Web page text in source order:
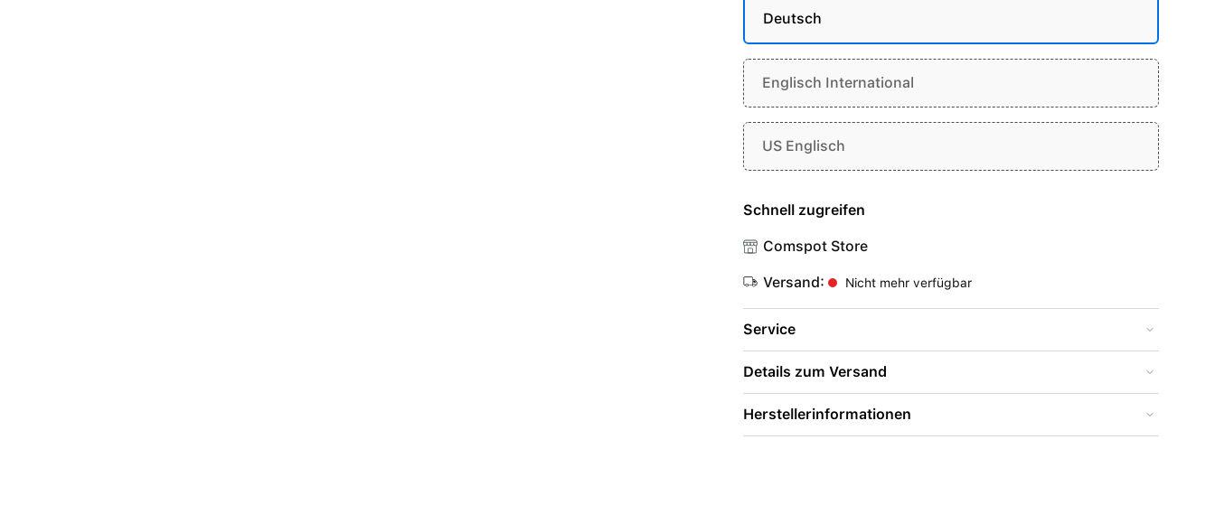
Deutsch
Englisch International
US Englisch
Schnell zugreifen
Comspot Store
Versand: Nicht mehr verfügbar
Service
Details zum Versand
Herstellerinformationen